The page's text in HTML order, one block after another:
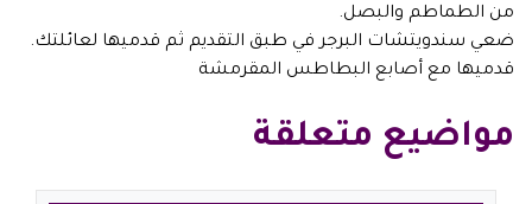
من الطماطم والبصل.
ضعي سندويتشات البرجر في طبق التقديم ثم قدميها لعائلتك.
قدميها مع أصابع البطاطس المقرمشة
مواضيع متعلقة